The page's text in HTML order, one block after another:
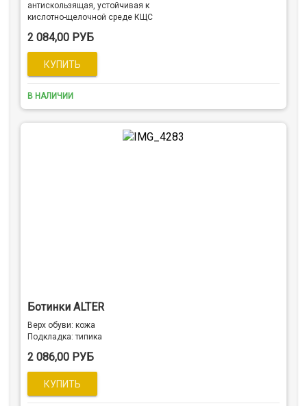
антискользящая, устойчивая к
кислотно-щелочной среде КЩС
2 084,00 РУБ
В НАЛИЧИИ
Ботинки ALTER
Верх обуви: кожа
Подкладка: типика
2 086,00 РУБ